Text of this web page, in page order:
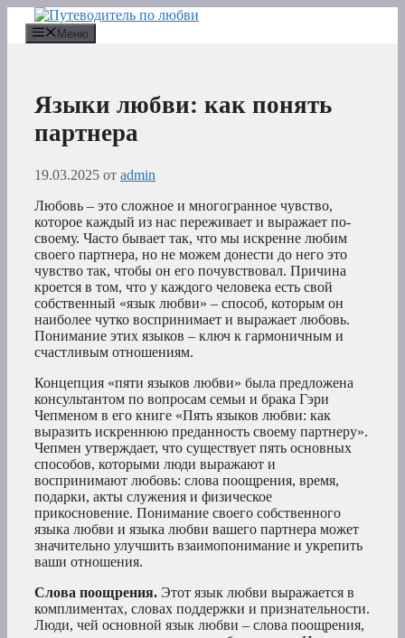
Перейти
содержимому
Меню
Языки любви: как понять
партнера
19.03.2025 от admin
Любовь – это сложное и многогранное чувство,
которое каждый из нас переживает и выражает по-
своему. Часто бывает так, что мы искренне любим
своего партнера, но не можем донести до него это
чувство так, чтобы он его почувствовал. Причина
кроется в том, что у каждого человека есть свой
собственный «язык любви» – способ, которым он
наиболее чутко воспринимает и выражает любовь.
Понимание этих языков – ключ к гармоничным и
счастливым отношениям.
Концепция «пяти языков любви» была предложена
консультантом по вопросам семьи и брака Гэри
Чепменом в его книге «Пять языков любви: как
выразить искреннюю преданность своему партнеру».
Чепмен утверждает, что существует пять основных
способов, которыми люди выражают и
воспринимают любовь: слова поощрения, время,
подарки, акты служения и физическое
прикосновение. Понимание своего собственного
языка любви и языка любви вашего партнера может
значительно улучшить взаимопонимание и укрепить
ваши отношения.
Слова поощрения. Этот язык любви выражается в
комплиментах, словах поддержки и признательности.
Люди, чей основной язык любви – слова поощрения,